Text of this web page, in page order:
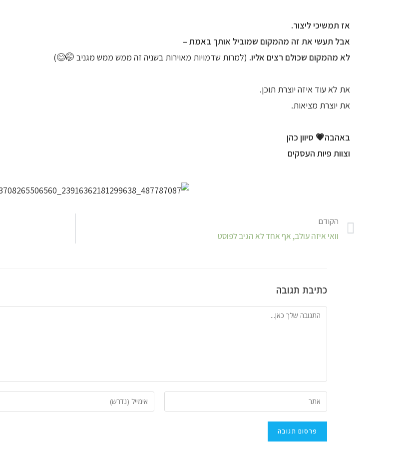
אז תמשיכי ליצור.
אבל תעשי את זה מהמקום שמוביל אותך באמת –
לא מהמקום שכולם רצים אליו. (למרות שדמויות מאוירות בשניה זה ממש ממש מגניב 🤭
😊
)
את לא עוד איזה יוצרת תוכן.
את יוצרת מציאות.
באהבה💗 סיוון כהן
וצוות פיות העסקים
הקודם
וואי איזה עולב, אף אחד לא הגיב לפוסט
כתיבת תגובה